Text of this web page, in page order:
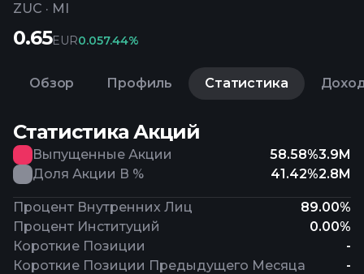
ZUC · MI
0.65EUR0.057.44%
Обзор Профиль Статистика
Статистика Акций
Выпущенные Акции 58.58%3.9M
Доля Акции В %
41.42%2.8M
Процент Внутренних Лиц
89.00%
Процент Институций
0.00%
Короткие Позиции
-
Короткие Позиции Предыдущего Месяца
-